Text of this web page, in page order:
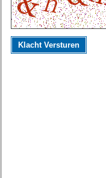
Klacht Versturen